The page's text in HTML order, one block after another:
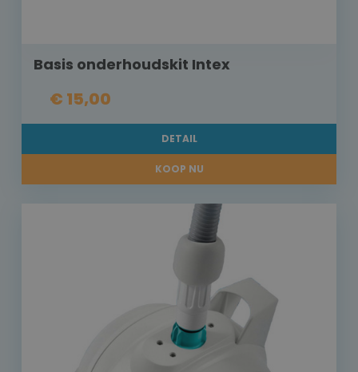
Basis onderhoudskit Intex
€ 15,00
DETAIL
KOOP NU